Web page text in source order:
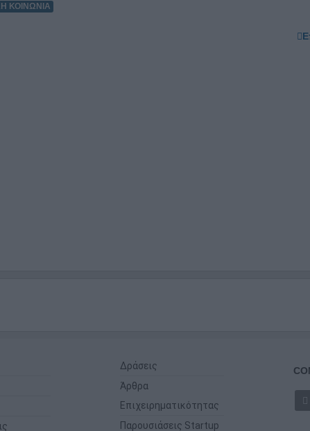
ΚΟΙΝΩΝΙΑ
Δράσεις
Άρθρα
Επιχειρηματικότητας
Παρουσιάσεις Startup